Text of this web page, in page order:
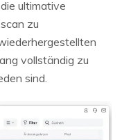
ultimative
zu
vollständig zu
sind.